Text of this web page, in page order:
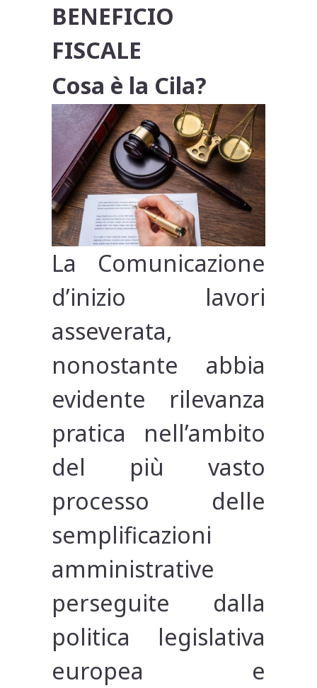
BENEFICIO
FISCALE
Cosa è la Cila?
La Comunicazione
d’inizio lavori
asseverata,
nonostante abbia
evidente rilevanza
pratica nell’ambito
del più vasto
processo delle
semplificazioni
amministrative
perseguite dalla
politica legislativa
europea e